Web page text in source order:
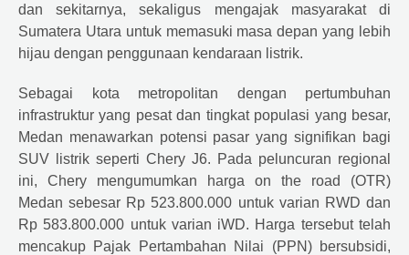
dan sekitarnya, sekaligus mengajak masyarakat di
Sumatera Utara untuk memasuki masa depan yang lebih
hijau dengan penggunaan kendaraan listrik.
Sebagai kota metropolitan dengan pertumbuhan
infrastruktur yang pesat dan tingkat populasi yang besar,
Medan menawarkan potensi pasar yang signifikan bagi
SUV listrik seperti Chery J6. Pada peluncuran regional
ini, Chery mengumumkan harga on the road (OTR)
Medan sebesar Rp 523.800.000 untuk varian RWD dan
Rp 583.800.000 untuk varian iWD. Harga tersebut telah
mencakup Pajak Pertambahan Nilai (PPN) bersubsidi,